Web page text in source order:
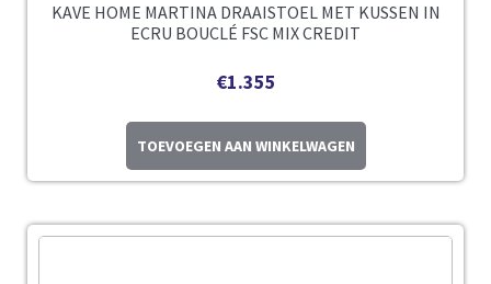
KAVE HOME MARTINA DRAAISTOEL MET KUSSEN IN
ECRU BOUCLÉ FSC MIX CREDIT
€1.355
TOEVOEGEN AAN WINKELWAGEN